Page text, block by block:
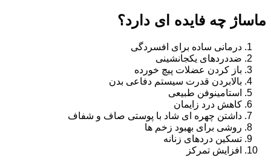
ماساژ چه فایده ای دارد؟
درمانی ساده برای افسردگی
ضددردهای یکجانشینی
باز کردن عضلات پیچ خورده
بالابردن قدرت سیستم دفاعی بدن
استامینوفن طبیعی
کاهش درد زایمان
داشتن چهره ای شاد با پوستی صاف و شفاف
روشی برای بهبود زخم ها
تسکین دردهای زنانه
افزایش تمرکز